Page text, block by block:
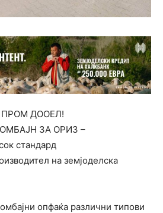
ПРОМ ДООЕЛ!
КОМБАЈН ЗА ОРИЗ –
стандард
на земјоделска
опфаќа различни типови